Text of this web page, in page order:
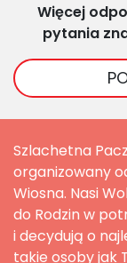
Więcej
pytania
Szlachetna
organizowany
Wiosna. Nasi
do Rodzin w
i decydują o
takie osoby jak